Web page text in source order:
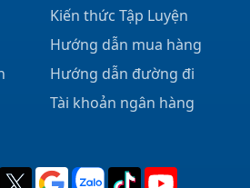
Kiến thức Tập Luyện
Hướng dẫn mua hàng
Hướng dẫn đường đi
Tài khoản ngân hàng